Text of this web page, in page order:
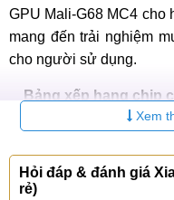
GPU Mali-G68 MC4 cho
mang đến trải nghiệm
cho người sử dụng.
Bảng xếp hạng chip
Snapdragon
Xem
Hỏi đáp & đánh giá
rẻ)